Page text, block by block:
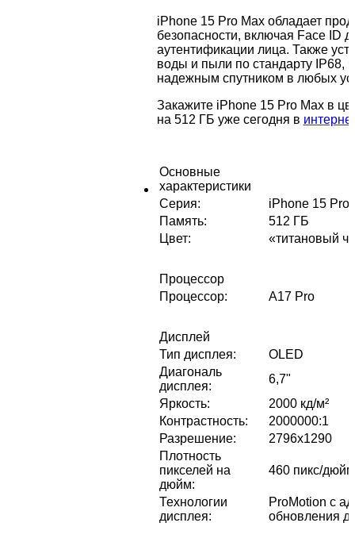
iPhone 15 Pro Max обладает
безопасности, включая Face ID
аутентификации лица. Также
воды и пыли по стандарту IP68,
надежным спутником в любых
Закажите iPhone 15 Pro Max в
на 512 ГБ уже сегодня в
Основные
характеристики
Серия:
iPhone 15 Pro
Память:
512 ГБ
Цвет: «титановый
Процессор
Процессор: A17 Pro
Дисплей
Тип дисплея:
OLED
Диагональ
дисплея:
6,7"
Яркость:
2000 кд/м²
Контрастность:
2000000:1
Разрешение:
2796x1290
Плотность
пикселей на
дюйм:
460 пикс/дюйм
Технологии
дисплея:
ProMotion с
обновления